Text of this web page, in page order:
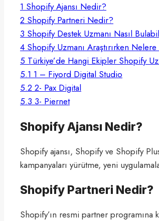
1 Shopify Ajansı Nedir?
2 Shopify Partneri Nedir?
3 Shopify Destek Uzmanı Nasıl
4 Shopify Uzmanı Araştırırken
5 Türkiye’de Hangi Ekipler Shopify
5.1 1 – Fiyord Digital Studio
5.2 2- Pax Digital
5.3 3- Piernet
Shopify Ajansı Nedir?
Shopify ajansı, Shopify ve Shopify
kampanyaları yürütme, yeni
Shopify Partneri Nedir?
Shopify’ın resmi partner